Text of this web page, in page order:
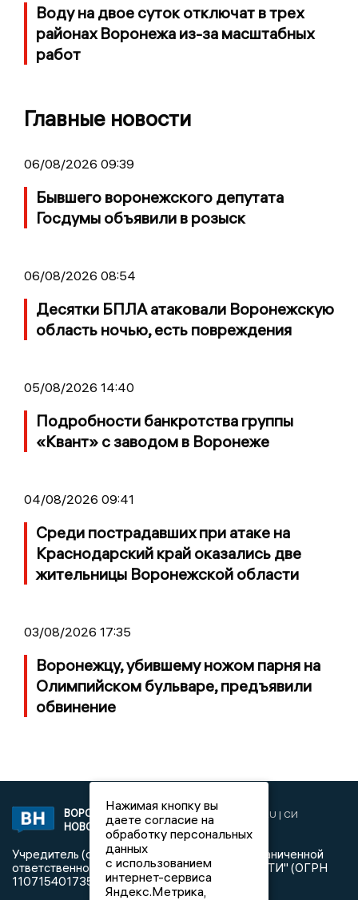
Воду на двое суток отключат в трех
районах Воронежа из-за масштабных
работ
Главные новости
06/08/2026 09:39
Бывшего воронежского депутата
Госдумы объявили в розыск
06/08/2026 08:54
Десятки БПЛА атаковали Воронежскую
область ночью, есть повреждения
05/08/2026 14:40
Подробности банкротства группы
«Квант» с заводом в Воронеже
04/08/2026 09:41
Среди пострадавших при атаке на
Краснодарский край оказались две
жительницы Воронежской области
03/08/2026 17:35
Воронежцу, убившему ножом парня на
Олимпийском бульваре, предъявили
обвинение
ВОРОНЕЖСКИЕ
НОВОСТИ
2019 © VORONEZHNEWS.RU | СИ
«Воронежские новости»
Учредитель (соучредители): Общество с ограниченной
ответственностью "РЕГИОНАЛЬНЫЕ НОВОСТИ" (ОГРН
1107154017354)
Нажимая кнопку вы
даете согласие на
обработку персональных
данных
с использованием
интернет-сервиса
Яндекс.Метрика,